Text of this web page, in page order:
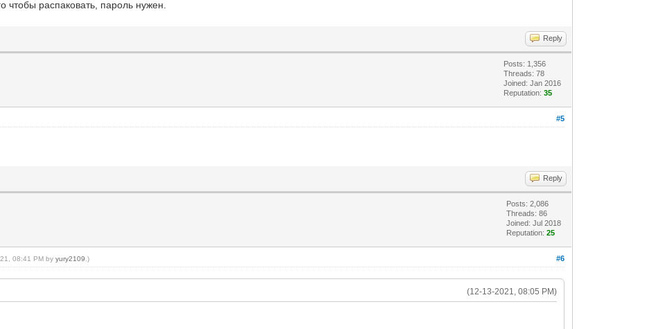
чтобы распаковать, пароль нужен.
Reply
Posts: 1,356
Threads: 78
Joined: Jan 2016
Reputation:35
#5
Reply
Posts: 2,086
Threads: 86
Joined: Jul 2018
Reputation:25
#6
08:41 PM byyury2109 .)
(12-13-2021, 08:05 PM)